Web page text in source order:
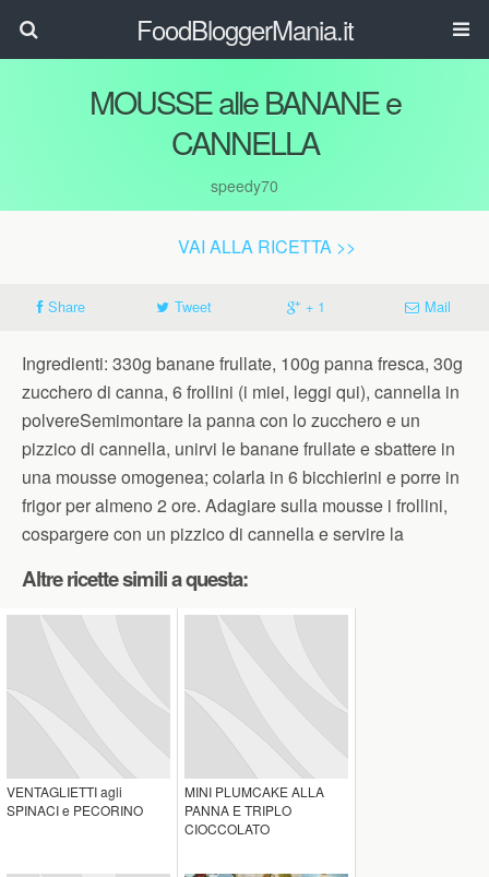
FoodBloggerMania.it
MOUSSE alle BANANE e
CANNELLA
speedy70
VAI ALLA RICETTA >>
Share Tweet + 1 Mail
Ingredienti: 330g banane frullate, 100g panna fresca, 30g
zucchero di canna, 6 frollini (i miei, leggi qui), cannella in
polvereSemimontare la panna con lo zucchero e un
pizzico di cannella, unirvi le banane frullate e sbattere in
una mousse omogenea; colarla in 6 bicchierini e porre in
frigor per almeno 2 ore. Adagiare sulla mousse i frollini,
cospargere con un pizzico di cannella e servire la
Altre ricette simili a questa:
VENTAGLIETTI agli
SPINACI e PECORINO
MINI PLUMCAKE ALLA
PANNA E TRIPLO
CIOCCOLATO